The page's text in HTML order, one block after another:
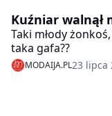
Kuźniar walnął
Taki młody
taka gafa??
MODAIJA.PL23 lipca